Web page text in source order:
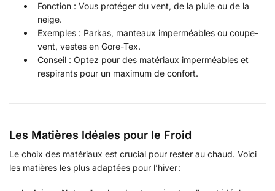
Fonction : Vous protéger du vent, de la pluie ou de la
neige.
Exemples : Parkas, manteaux imperméables ou coupe-
vent, vestes en Gore-Tex.
Conseil : Optez pour des matériaux imperméables et
respirants pour un maximum de confort.
Les Matières Idéales pour le Froid
Le choix des matériaux est crucial pour rester au chaud. Voici
les matières les plus adaptées pour l’hiver :